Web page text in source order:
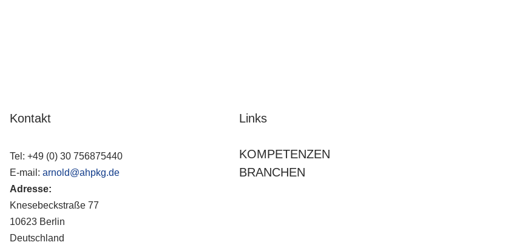
Kontakt
Tel: +49 (0) 30 756875440
E-mail: arnold@ahpkg.de
Adresse:
Knesebeckstraße 77
10623 Berlin
Deutschland
Links
KOMPETENZEN
BRANCHEN